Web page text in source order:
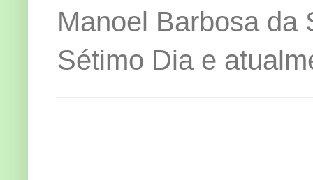
Manoel Barbosa da
Sétimo Dia e